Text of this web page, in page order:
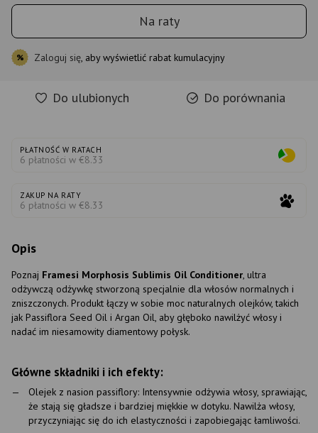
Na raty
% Zaloguj się , aby wyświetlić rabat kumulacyjny
Do ulubionych Do porównania
PŁATNOŚĆ W RATACH
6 płatności w €8.33
ZAKUP NA RATY
6 płatności w €8.33
Opis
Poznaj Framesi Morphosis Sublimis Oil Conditioner , ultra
odżywczą odżywkę stworzoną specjalnie dla włosów normalnych i
zniszczonych. Produkt łączy w sobie moc naturalnych olejków, takich
jak Passiflora Seed Oil i Argan Oil, aby głęboko nawilżyć włosy i
nadać im niesamowity diamentowy połysk.
Główne składniki i ich efekty:
Olejek z nasion passiflory: Intensywnie odżywia włosy, sprawiając,
że stają się gładsze i bardziej miękkie w dotyku. Nawilża włosy,
przyczyniając się do ich elastyczności i zapobiegając łamliwości.